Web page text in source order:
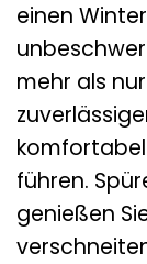
einen
mehr als
führen.
genießen